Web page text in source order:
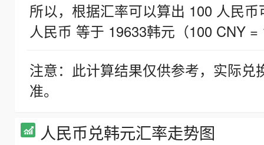
所以，根据汇率可以算出 100 人民
人民币 等于 19633韩元（100 CNY =
注意：此计算结果仅供参考，实际
准。
人民币兑韩元汇率走势图